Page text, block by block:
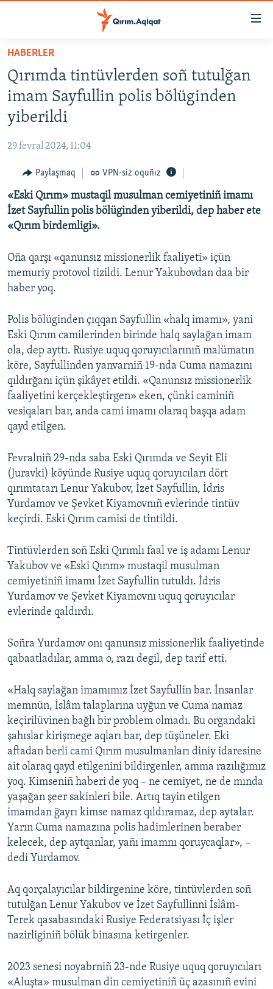
Esas
qaytmaq
Baş
navigatsiyağa
qaytmaq
Qıdıruvğa
HABERLER
SİYASET
İQTİSADİYAT
MEDENİYET
İNSAN AQLARI
VİDEO
SÜRET
FİKİR
Русский
Українською
QOŞULIÑIZ!
RFE/RS bütün saytları
HABERLER
Qırımda tintüvlerden soñ tutulğan
imam Sayfullin polis bölüginden
yiberildi
29 fevral 2024, 11:04
Paylaşmaq VPN-siz oquñız
«Eski Qırım» mustaqil musulman cemiyetiniñ imamı
İzet Sayfullin polis bölüginden yiberildi, dep haber ete
«Qırım birdemligi».
Oña qarşı «qanunsız missionerlik faaliyeti» içün
memuriy protovol tizildi. Lenur Yakubovdan daa bir
haber yoq.
Polis bölüginden çıqqan Sayfullin «halq imamı», yani
Eski Qırım camilerinden birinde halq saylağan imam
ola, dep ayttı. Rusiye uquq qoruyıcılarınıñ malümatın
köre, Sayfullinden yanvarniñ 19-nda Cuma namazını
qıldırğanı içün şikâyet etildi. «Qanunsız missionerlik
faaliyetini kerçekleştirgen» eken, çünki caminiñ
vesiqaları bar, anda cami imamı olaraq başqa adam
qayd etilgen.
Fevralniñ 29-nda saba Eski Qırımda ve Seyit Eli
(Juravki) köyünde Rusiye uquq qoruyıcıları dört
qırımtatarı Lenur Yakubov, İzet Sayfullin, İdris
Yurdamov ve Şevket Kiyamovnıñ evlerinde tintüv
keçirdi. Eski Qırım camisi de tintildi.
Tintüvlerden soñ Eski Qırımlı faal ve iş adamı Lenur
Yakubov ve «Eski Qırım» mustaqil musulman
cemiyetiniñ imamı İzet Sayfullin tutuldı. İdris
Yurdamov ve Şevket Kiyamovnı uquq qoruyıcılar
evlerinde qaldırdı.
Soñra Yurdamov onı qanunsız missionerlik faaliyetinde
qabaatladılar, amma o, razı degil, dep tarif etti.
«Halq saylağan imamımız İzet Sayfullin bar. İnsanlar
memnün, İslâm talaplarına uyğun ve Cuma namaz
keçirilüvinen bağlı bir problem olmadı. Bu organdaki
şahıslar kirişmege aqları bar, dep tüşüneler. Eki
aftadan berli cami Qırım musulmanları diniy idaresine
ait olaraq qayd etilgenini bildirgenler, amma razılığımız
yoq. Kimseniñ haberi de yoq – ne cemiyet, ne de mında
yaşağan şeer sakinleri bile. Artıq tayin etilgen
imamdan ğayrı kimse namaz qıldıramaz, dep aytalar.
Yarın Cuma namazına polis hadimlerinen beraber
kelecek, dep aytqanlar, yañı imamnı qoruycaqlar», –
dedi Yurdamov.
Aq qorçalayıcılar bildirgenine köre, tintüvlerden soñ
tutulğan Lenur Yakubov ve İzet Sayfullinni İslâm-
Terek qasabasındaki Rusiye Federatsiyası İç işler
nazirliginiñ bölük binasına ketirgenler.
2023 senesi noyabrniñ 23-nde Rusiye uquq qoruyıcıları
«Aluşta» musulman din cemiyetiniñ üç azasınıñ evini